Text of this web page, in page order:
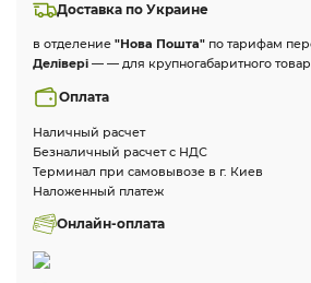
Доставка по Украине
в отделение "Нова Пошта" по тарифам
Делівері — — для крупногабаритного
Оплата
Наличный расчет
Безналичный расчет с НДС
Терминал при самовывозе в г. Киев
Наложенный платеж
Онлайн-оплата